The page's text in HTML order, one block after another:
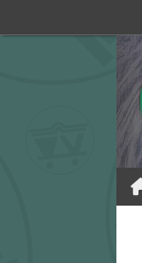
to
Skip